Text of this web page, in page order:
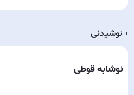
◽️ نوشیدنی
نوشابه قوطی